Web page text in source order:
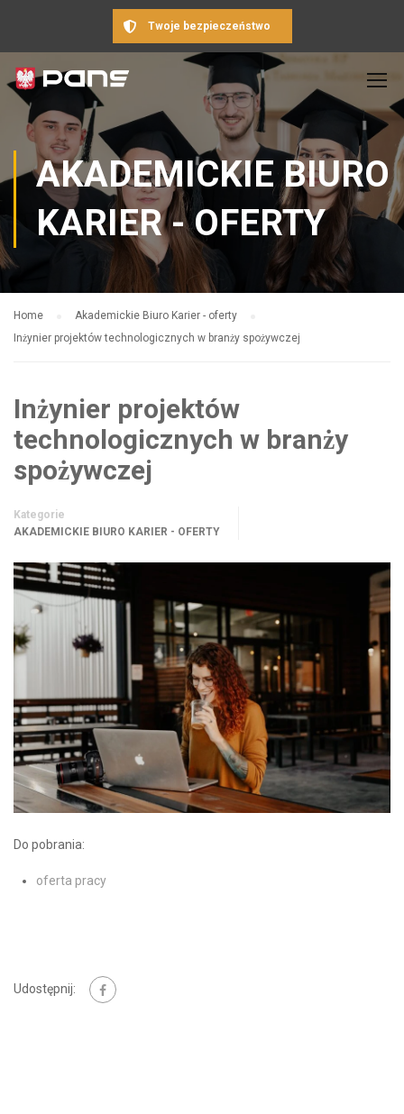
Twoje bezpieczeństwo
AKADEMICKIE BIURO
KARIER - OFERTY
Home
Akademickie Biuro Karier - oferty
Inżynier projektów technologicznych w branży spożywczej
Inżynier projektów
technologicznych w branży
spożywczej
Kategorie
AKADEMICKIE BIURO KARIER - OFERTY
Do pobrania:
oferta pracy
Udostępnij: